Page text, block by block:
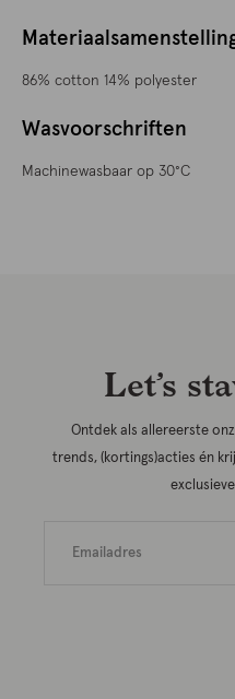
86% cotton 14% polyester
Wasvoorschriften
Machinewasbaar op 30°C
Let’s
Ontdek als allereerste
trends, (kortings)acties én